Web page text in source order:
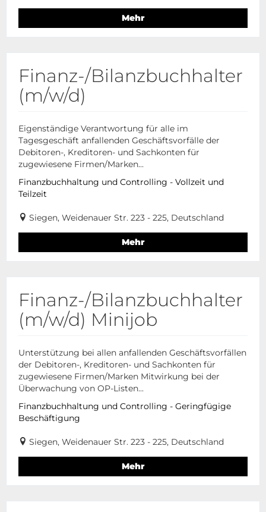
Mehr
Finanz-/Bilanzbuchhalter
(m/w/d)
Eigenständige Verantwortung für alle im
Tagesgeschäft anfallenden Geschäftsvorfälle der
Debitoren-, Kreditoren- und Sachkonten für
zugewiesene Firmen/Marken...
Finanzbuchhaltung und Controlling - Vollzeit und
Teilzeit
Siegen, Weidenauer Str. 223 - 225, Deutschland
Mehr
Finanz-/Bilanzbuchhalter
(m/w/d) Minijob
Unterstützung bei allen anfallenden Geschäftsvorfällen
der Debitoren-, Kreditoren- und Sachkonten für
zugewiesene Firmen/Marken Mitwirkung bei der
Überwachung von OP-Listen...
Finanzbuchhaltung und Controlling - Geringfügige
Beschäftigung
Siegen, Weidenauer Str. 223 - 225, Deutschland
Mehr